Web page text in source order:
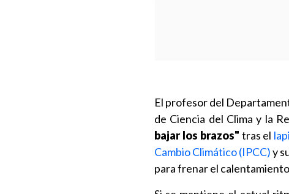
El profesor del
de Ciencia del Clima y la
bajar los brazos" tras el
Cambio Climático (IPCC)y
para frenar el